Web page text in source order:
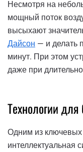
Несмотря на
мощный поток
высыхают
Дайсон — и делать
минут. При этом
даже при
Технологии
Одним из
интеллектуальная